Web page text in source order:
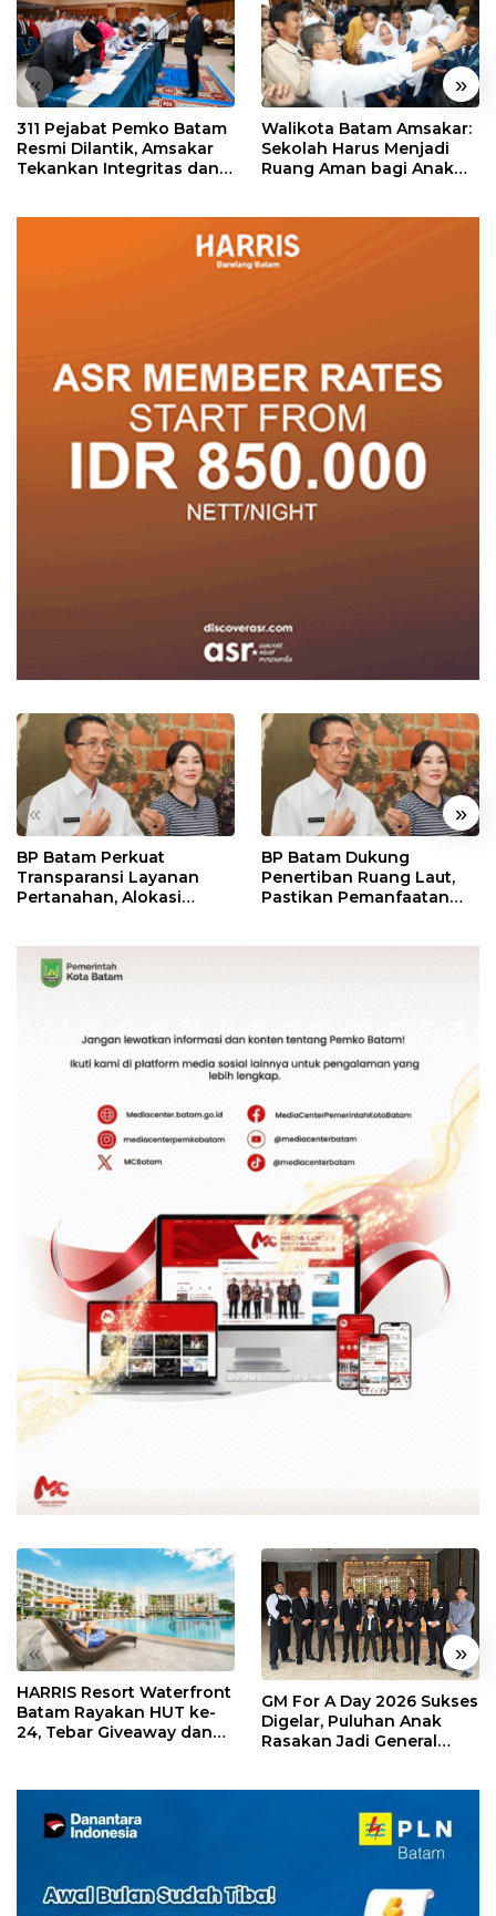
« »
311 Pejabat Pemko Batam
Resmi Dilantik, Amsakar
Tekankan Integritas dan
Walikota Batam Amsakar:
Sekolah Harus Menjadi
Ruang Aman bagi Anak
« »
BP Batam Perkuat
Transparansi Layanan
Pertanahan, Alokasi
BP Batam Dukung
Penertiban Ruang Laut,
Pastikan Pemanfaatan
« »
HARRIS Resort Waterfront
Batam Rayakan HUT ke-
24, Tebar Giveaway dan
GM For A Day 2026 Sukses
Digelar, Puluhan Anak
Rasakan Jadi General